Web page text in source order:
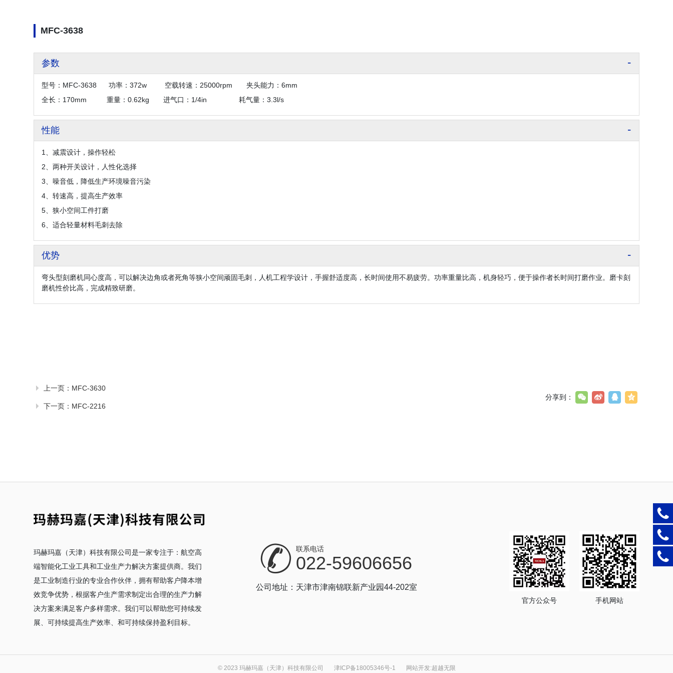
MFC-3638
参数
型号：MFC-3638 功率：372w 空载转速：25000rpm 夹头能力：6mm
全长：170mm 重量：0.62kg 进气口：1/4in 耗气量：3.3l/s
性能
1、减震设计，操作轻松
2、两种开关设计，人性化选择
3、噪音低，降低生产环境噪音污染
4、转速高，提高生产效率
5、狭小空间工件打磨
6、适合轻量材料毛刺去除
优势
弯头型刻磨机同心度高，可以解决边角或者死角等狭小空间顽固毛刺，人机工程学设计，手握舒适度高，长时间使用不易疲劳。功率重量比高，机身轻巧，便于操作者长时间打磨作业。磨卡刻
磨机性价比高，完成精致研磨。
上一页： MFC-3630
下一页： MFC-2216
分享到：
玛赫玛嘉（天津）科技有限公司是一家专注于：航空高
端智能化工业工具和工业生产力解决方案提供商。我们
是工业制造行业的专业合作伙伴，拥有帮助客户降本增
效竞争优势，根据客户生产需求制定出合理的生产力解
决方案来满足客户多样需求。我们可以帮助您可持续发
展、可持续提高生产效率、和可持续保持盈利目标。
联系电话
022-59606656
公司地址：天津市津南锦联新产业园44-202室
官方公众号 手机网站
© 2023 玛赫玛嘉（天津）科技有限公司 津ICP备18005346号-1 网站开发:超越无限